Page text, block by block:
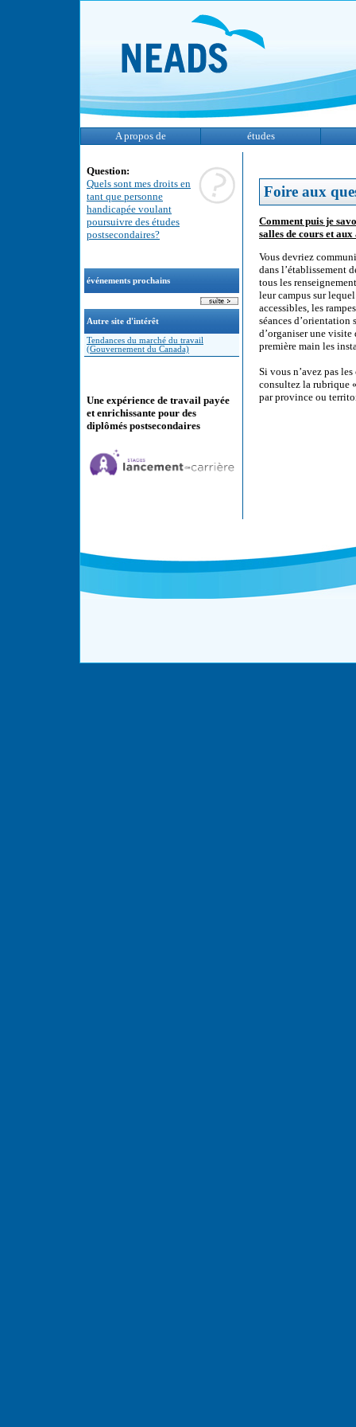
A propos de études
Question:
Quels sont mes droits en
tant que personne
handicapée voulant
poursuivre des études
postsecondaires?
événements prochains
Autre site d'intérêt
Tendances du marché du travail
(Gouvernement du Canada)
Une expérience de travail payée
et enrichissante pour des
diplômés postsecondaires
Foire aux
Comment puis je
salles de cours et
Vous devriez
dans l’établissement
tous les
leur campus sur
accessibles, les
séances
d’organiser une
première main les
Si vous n’avez pas
consultez la rubrique
par province ou